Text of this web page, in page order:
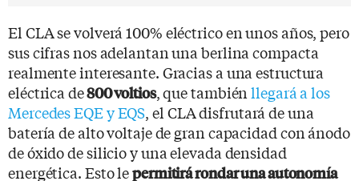
El CLA se volverá 100% eléctrico en unos años, pero
sus cifras nos adelantan una berlina compacta
realmente interesante. Gracias a una estructura
eléctrica de800 voltios, que tambiénllegará a los
Mercedes EQE y EQS, el CLA disfrutará de una
batería de alto voltaje de gran capacidad con ánodo
de óxido de silicio y una elevada densidad
energética. Esto lepermitirá rondar una autonomía